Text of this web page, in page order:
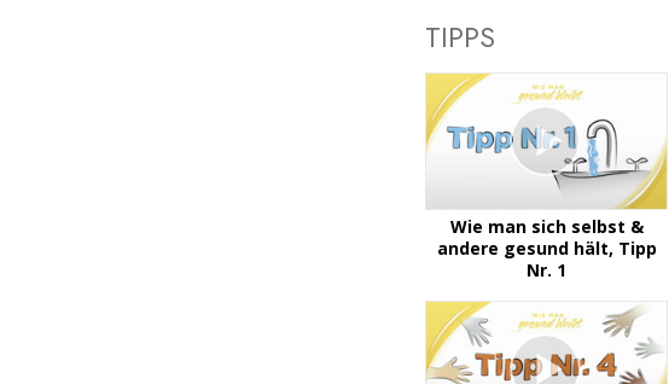
TIPPS
Wie man sich selbst &
andere gesund hält, Tipp
Nr. 1